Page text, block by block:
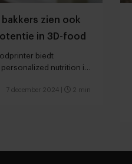
bakkers zien ook
in 3D-food
biedt
nutrition in
7 december 2024 2 min